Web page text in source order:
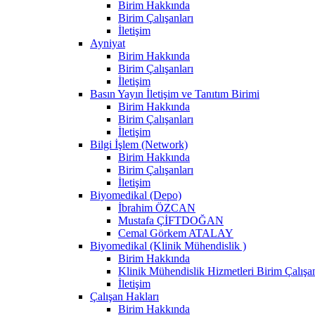
Birim Hakkında
Birim Çalışanları
İletişim
Ayniyat
Birim Hakkında
Birim Çalışanları
İletişim
Basın Yayın İletişim ve Tanıtım Birimi
Birim Hakkında
Birim Çalışanları
İletişim
Bilgi İşlem (Network)
Birim Hakkında
Birim Çalışanları
İletişim
Biyomedikal (Depo)
İbrahim ÖZCAN
Mustafa ÇİFTDOĞAN
Cemal Görkem ATALAY
Biyomedikal (Klinik Mühendislik )
Birim Hakkında
Klinik Mühendislik Hizmetleri Birim
İletişim
Çalışan Hakları
Birim Hakkında